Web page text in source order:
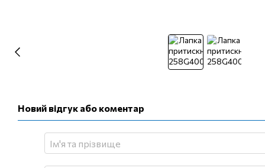
Новий відгук або коментар